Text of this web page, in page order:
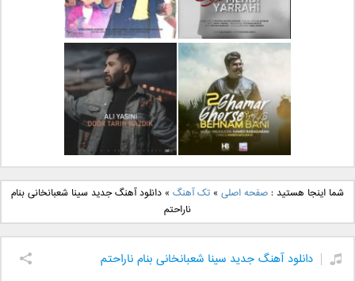
دانلود آهنگ جدید مهدی
یراحی بنام اسرار
دانلود آهنگ جدید فرزاد
فرزین بنام آتیش
دانلود آهنگ جدید بهنام
بانی بنام قرص قمر 2
دانلود آهنگ جدید علی
یاسینی بنام دورترین نزدیک
شما اینجا هستید :صفحه اصلی »تک آهنگ »دانلود آهنگ جدید سینا شعبانخانی بنام
ناراحتم
دانلود آهنگ جدید سینا شعبانخانی بنام ناراحتم